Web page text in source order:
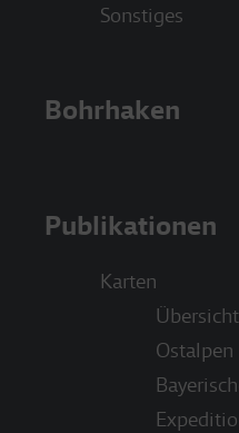
Sonstiges
Bohrhaken
Publikationen
Karten
Ostalpen